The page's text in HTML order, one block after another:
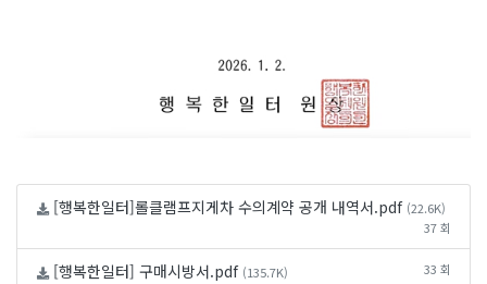
[행복한일터]롤클램프지게차 수의계약 공개 내역서.pdf (22.6K)
37 회
[행복한일터] 구매시방서.pdf (135.7K) 33 회